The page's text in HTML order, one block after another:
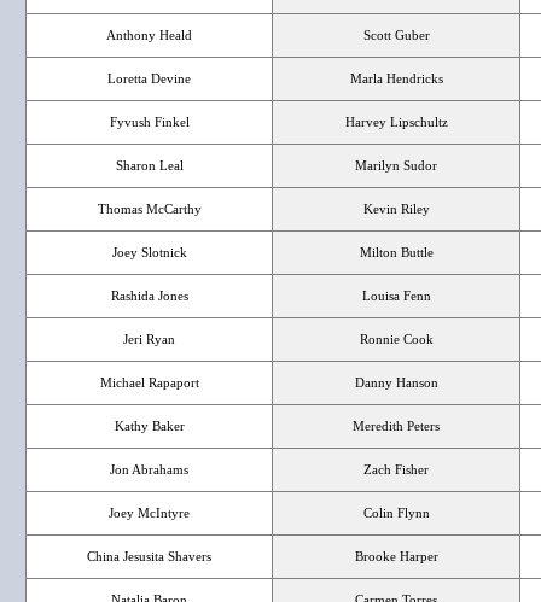
Anthony Heald Scott Guber
Loretta Devine Marla Hendricks
Fyvush Finkel Harvey Lipschultz
Sharon Leal Marilyn Sudor
Thomas McCarthy Kevin Riley
Joey Slotnick Milton Buttle
Rashida Jones Louisa Fenn
Jeri Ryan Ronnie Cook
Michael Rapaport Danny Hanson
Kathy Baker Meredith Peters
Jon Abrahams Zach Fisher
Joey McIntyre Colin Flynn
China Jesusita Shavers Brooke Harper